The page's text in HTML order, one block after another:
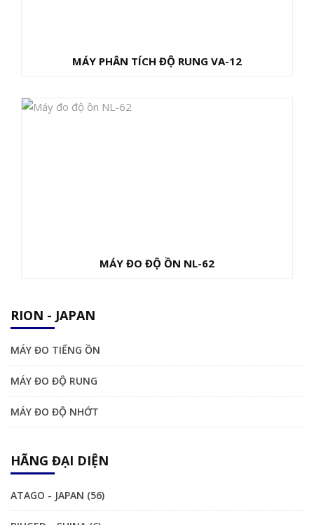
MÁY PHÂN TÍCH ĐỘ RUNG VA-12
MÁY ĐO ĐỘ ỒN NL-62
RION - JAPAN
MÁY ĐO TIẾNG ỒN
MÁY ĐO ĐỘ RUNG
MÁY ĐO ĐỘ NHỚT
HÃNG ĐẠI DIỆN
ATAGO - JAPAN (56)